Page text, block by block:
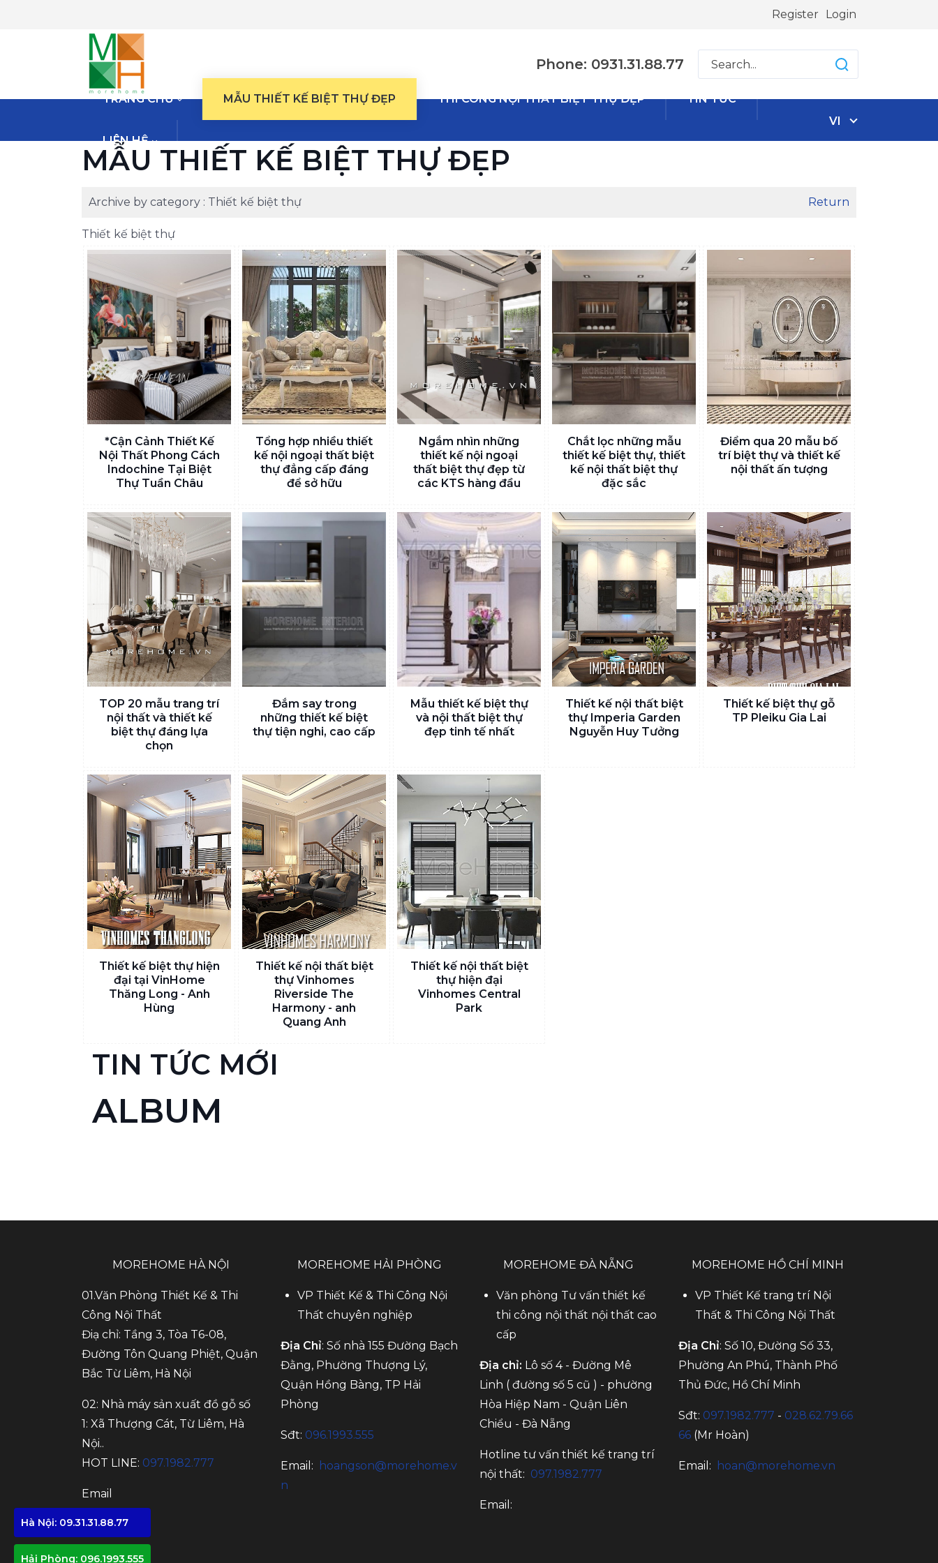
Register Login
Phone: 0931.31.88.77
TRANG CHỦ MẪU THIẾT KẾ BIỆT THỰ ĐẸP THI CÔNG NỘI THẤT BIỆT THỰ ĐẸP TIN TỨC
LIÊN HỆ
VI
MẪU THIẾT KẾ BIỆT THỰ ĐẸP
Archive by category : Thiết kế biệt thự Return
Thiết kế biệt thự
*Cận Cảnh Thiết Kế
Nội Thất Phong Cách
Indochine Tại Biệt
Thự Tuần Châu
Tổng hợp nhiều thiết
kế nội ngoại thất biệt
thự đẳng cấp đáng
để sở hữu
Ngắm nhìn những
thiết kế nội ngoại
thất biệt thự đẹp từ
các KTS hàng đầu
Chắt lọc những mẫu
thiết kế biệt thự, thiết
kế nội thất biệt thự
đặc sắc
Điểm qua 20 mẫu bố
trí biệt thự và thiết kế
nội thất ấn tượng
TOP 20 mẫu trang trí
nội thất và thiết kế
biệt thự đáng lựa
chọn
Đắm say trong
những thiết kế biệt
thự tiện nghi, cao cấp
Mẫu thiết kế biệt thự
và nội thất biệt thự
đẹp tinh tế nhất
Thiết kế nội thất biệt
thự Imperia Garden
Nguyễn Huy Tưởng
Thiết kế biệt thự gỗ
TP Pleiku Gia Lai
Thiết kế biệt thự hiện
đại tại VinHome
Thăng Long - Anh
Hùng
Thiết kế nội thất biệt
thự Vinhomes
Riverside The
Harmony - anh
Quang Anh
Thiết kế nội thất biệt
thự hiện đại
Vinhomes Central
Park
TIN TỨC MỚI
ALBUM
Hà Nội: 09.31.31.88.77
Hải Phòng: 096.1993.555
MOREHOME HÀ NỘI
01.Văn Phòng Thiết Kế & Thi
Công Nội Thất
Điạ chỉ: Tầng 3, Tòa T6-08,
Đường Tôn Quang Phiệt, Quận
Bắc Từ Liêm, Hà Nội
02: Nhà máy sản xuất đồ gỗ số
1: Xã Thượng Cát, Từ Liêm, Hà
Nội..
HOT LINE: 097.1982.777
Email
MOREHOME HẢI PHÒNG
VP Thiết Kế & Thi Công Nội
Thất chuyên nghiệp
Địa Chỉ: Số nhà 155 Đường Bạch
Đằng, Phường Thượng Lý,
Quận Hồng Bàng, TP Hải
Phòng
Sđt: 096.1993.555
Email:
hoangson@morehome.v
n
MOREHOME ĐÀ NẴNG
Văn phòng Tư vấn thiết kế
thi công nội thất nội thất cao
cấp
Địa chỉ: Lô số 4 - Đường Mê
Linh ( đường số 5 cũ ) - phường
Hòa Hiệp Nam - Quận Liên
Chiểu - Đà Nẵng
Hotline tư vấn thiết kế trang trí
nội thất: 097.1982.777
Email:
MOREHOME HỒ CHÍ MINH
VP Thiết Kế trang trí Nội
Thất & Thi Công Nội Thất
Địa Chỉ: Số 10, Đường Số 33,
Phường An Phú, Thành Phố
Thủ Đức, Hồ Chí Minh
Sđt: 097.1982.777 - 028.62.79.66
66 (Mr Hoàn)
Email: hoan@morehome.vn